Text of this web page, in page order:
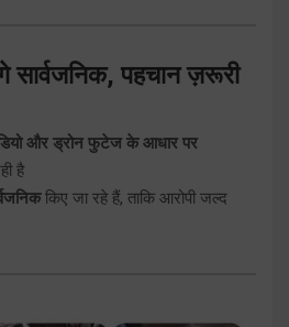
सार्वजनिक, पहचान ज़रूरी
और ड्रोन फुटेज के आधार पर
है
किए जा रहे हैं, ताकि आरोपी जल्द